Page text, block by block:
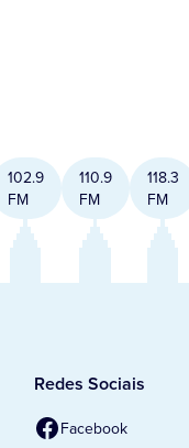
102.9
FM
110.9
FM
118.3
FM
Redes Sociais
Facebook